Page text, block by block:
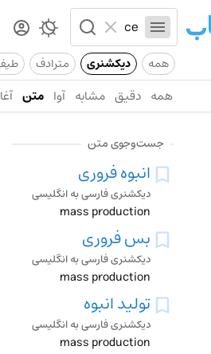
همه دیکشنری مترادف
همه دقیق مشابه آوا متن
جست‌وجوی متن
انبوه فروری
دیکشنری فارسی به انگلیسی
mass production
بس فروری
دیکشنری فارسی به انگلیسی
mass production
تولید انبوه
دیکشنری فارسی به انگلیسی
mass production